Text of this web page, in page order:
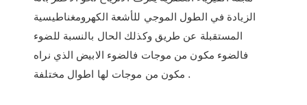
الزيادة في الطول الموجي للأشعة الكهرومغناطيسية
المستقبلة عن طريق وكذلك الحال بالنسبة للضوء
فالضوء مكون من موجات فالضوء الابيض الذي نراه
مكون من موجات لها اطوال مختلفة .